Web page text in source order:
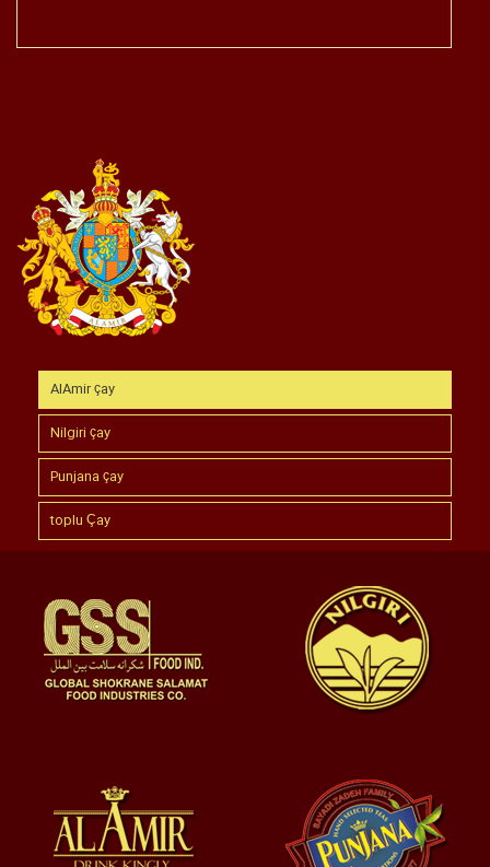
AlAmir çay
Nilgiri çay
Punjana çay
toplu Çay